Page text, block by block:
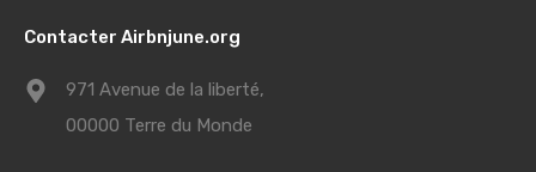
Contacter Airbnjune.org
971 Avenue de la liberté,
00000 Terre du Monde